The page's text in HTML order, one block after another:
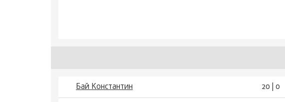
Бай Константин 20 | 0